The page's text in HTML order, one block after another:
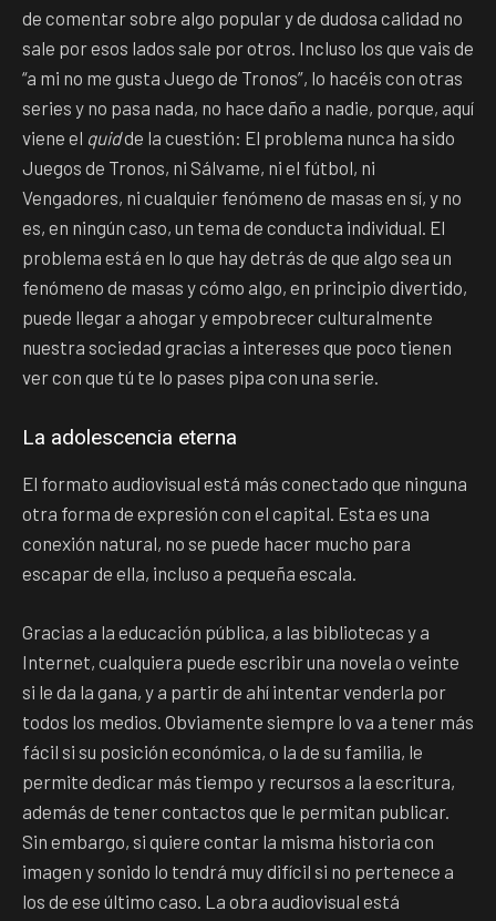
de comentar sobre algo popular y de dudosa calidad no
sale por esos lados sale por otros. Incluso los que vais de
“a mi no me gusta Juego de Tronos”, lo hacéis con otras
series y no pasa nada, no hace daño a nadie, porque, aquí
viene el quidde la cuestión: El problema nunca ha sido
Juegos de Tronos, ni Sálvame, ni el fútbol, ni
Vengadores, ni cualquier fenómeno de masas en sí, y no
es, en ningún caso, un tema de conducta individual. El
problema está en lo que hay detrás de que algo sea un
fenómeno de masas y cómo algo, en principio divertido,
puede llegar a ahogar y empobrecer culturalmente
nuestra sociedad gracias a intereses que poco tienen
ver con que tú te lo pases pipa con una serie.
La adolescencia eterna
El formato audiovisual está más conectado que ninguna
otra forma de expresión con el capital. Esta es una
conexión natural, no se puede hacer mucho para
escapar de ella, incluso a pequeña escala.
Gracias a la educación pública, a las bibliotecas y a
Internet, cualquiera puede escribir una novela o veinte
si le da la gana, y a partir de ahí intentar venderla por
todos los medios. Obviamente siempre lo va a tener más
fácil si su posición económica, o la de su familia, le
permite dedicar más tiempo y recursos a la escritura,
además de tener contactos que le permitan publicar.
Sin embargo, si quiere contar la misma historia con
imagen y sonido lo tendrá muy difícil si no pertenece a
los de ese último caso. La obra audiovisual está